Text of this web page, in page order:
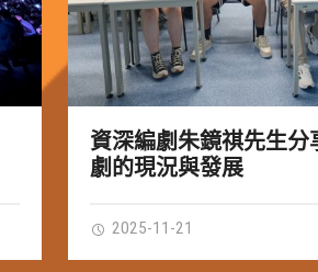
資深編劇朱鏡祺先生分
劇的現況與發展
2025-11-21